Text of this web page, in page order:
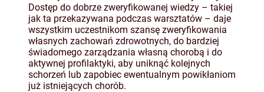
Dostęp do dobrze zweryfikowanej wiedzy – takiej
jak ta przekazywana podczas warsztatów – daje
wszystkim uczestnikom szansę zweryfikowania
własnych zachowań zdrowotnych, do bardziej
świadomego zarządzania własną chorobą i do
aktywnej profilaktyki, aby uniknąć kolejnych
schorzeń lub zapobiec ewentualnym powikłaniom
już istniejących chorób.